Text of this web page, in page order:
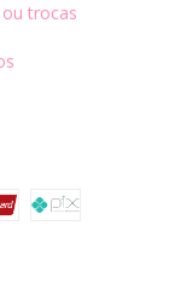
trocas